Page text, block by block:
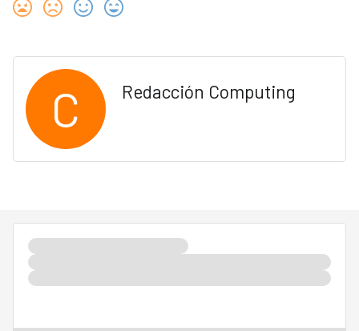
C Redacción Computing